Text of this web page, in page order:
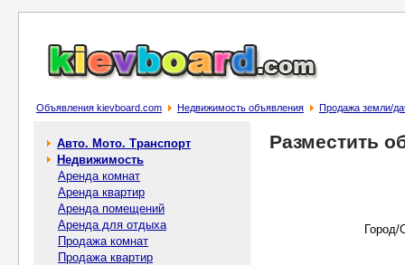
Объявления kievboard.com Недвижимость объявления Продажа земли/
Авто. Мото. Транспорт
Недвижимость
Аренда комнат
Аренда квартир
Аренда помещений
Аренда для отдыха
Продажа комнат
Продажа квартир
Разместить
Город/